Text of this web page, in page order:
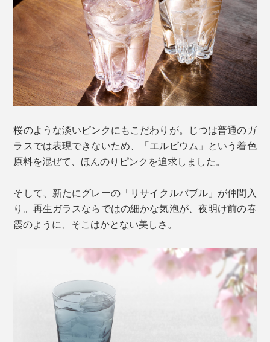
桜のような淡いピンクにもこだわりが。じつは普通のガ
ラスでは表現できないため、「エルビウム」という着色
原料を混ぜて、ほんのりピンクを追求しました。
そして、新たにグレーの「リサイクルバブル」が仲間入
り。再生ガラスならではの細かな気泡が、夜明け前の春
霞のように、そこはかとない美しさ。